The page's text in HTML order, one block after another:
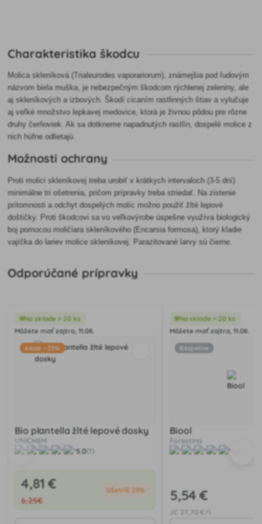
Charakteristika škodcu
Molica skleníková (Trialeurodes vaporariorum), známejšia pod ľudovým
názvom biela muška, je nebezpečným škodcom rýchlenej zeleniny, ale
aj skleníkových a izbových. Škodí cicaním rastlinných štiav a vylučuje
aj veľké množstvo lepkavej medovice, ktorá je živnou pôdou pre rôzne
druhy čerňoviek. Ak sa dotkneme napadnutých rastlín, dospelé molice z
nich húfne odlietajú.
Možnosti ochrany
Proti molici skleníkovej treba urobiť v krátkych intervaloch (3-5 dní)
minimálne tri ošetrenia, pričom prípravky treba striedať. Na zistenie
prítomnosti a odchyt dospelých molíc možno použiť žlté lepové
doštičky. Proti škodcovi sa vo veľkovýrobe úspešne využíva biologický
boj pomocou moličiara skleníkového (Encarsia formosa), ktorý kladie
vajíčka do lariev molice skleníkovej. Parazitované larvy sú čierne.
Odporúčané prípravky
Na sklade > 20 ks
Môžete mať zajtra, 11.08.
Akcia −23%
Bio plantella žlté lepové dosky
UNICHEM
5.0(1)
4,81 €
6,25€
Ušetríš 23%
Na sklade > 20 ks
Môžete mať zajtra, 11.08.
Bezpečne
Biool
Forestina
5,54 €
JC 27 ,70 €/l